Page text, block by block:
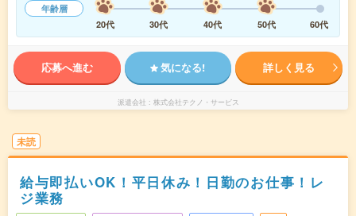
年齢層
20代
30代 40代 50代 60代
応募へ進む 気になる! 詳しく見る
派遣会社 株式会社テクノ・サービス
未読
給与即払いOK！平日休み！日勤のお仕事！レ
ジ業務